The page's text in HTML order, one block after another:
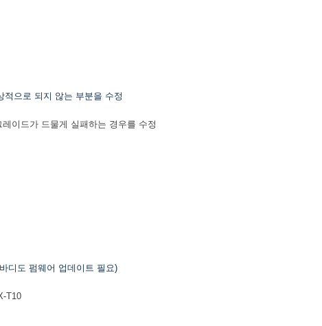
으로 되지 않는 부분을 수정
이드가 드물게 실패하는 경우를 수정
디도 펌웨어 업데이트 필요)
T10